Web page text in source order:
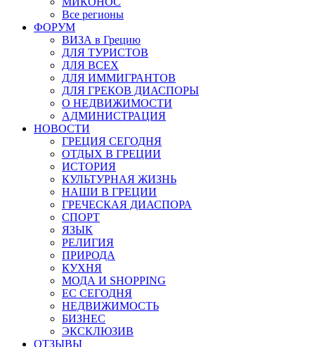
Все регионы
ФОРУМ
ВИЗА в Грецию
ДЛЯ ТУРИСТОВ
ДЛЯ ВСЕХ
ДЛЯ ИММИГРАНТОВ
ДЛЯ ГРЕКОВ ДИАСПОРЫ
О НЕДВИЖИМОСТИ
АДМИНИСТРАЦИЯ
НОВОСТИ
ГРЕЦИЯ СЕГОДНЯ
ОТДЫХ В ГРЕЦИИ
ИСТОРИЯ
КУЛЬТУРНАЯ ЖИЗНЬ
НАШИ В ГРЕЦИИ
ГРЕЧЕСКАЯ ДИАСПОРА
СПОРТ
ЯЗЫК
РЕЛИГИЯ
ПРИРОДА
КУХНЯ
МОДА И SHOPPING
ЕС СЕГОДНЯ
НЕДВИЖИМОСТЬ
БИЗНЕС
ЭКСКЛЮЗИВ
ОТЗЫВЫ